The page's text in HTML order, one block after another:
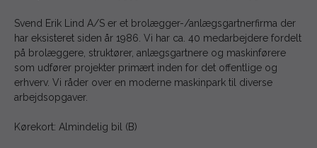
Svend Erik Lind A/S er et brolægger-/anlægsgartnerfirma der
har eksisteret siden år 1986. Vi har ca. 40 medarbejdere fordelt
på brolæggere, struktører, anlægsgartnere og maskinførere
som udfører projekter primært inden for det offentlige og
erhverv. Vi råder over en moderne maskinpark til diverse
arbejdsopgaver.
Kørekort: Almindelig bil (B)